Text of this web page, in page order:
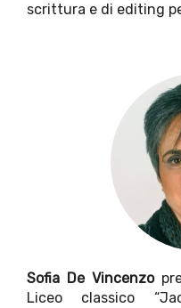
scrittura e di editing
Sofia De Vincenzo
Liceo classico